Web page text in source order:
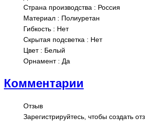
Страна производства : Россия
Материал : Полиуретан
Гибкость : Нет
Скрытая подсветка : Нет
Цвет: Белый
Орнамент: Да
Комментарии
Отзыв
Зарегистрируйтесь, чтобы создать